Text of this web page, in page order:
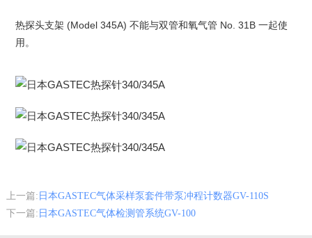
热探头支架 (Model 345A) 不能与双管和氧气管 No. 31B 一起使
用。
上一篇: 日本GASTEC气体采样泵套件带泵冲程计数器GV-110S
下一篇: 日本GASTEC气体检测管系统GV-100